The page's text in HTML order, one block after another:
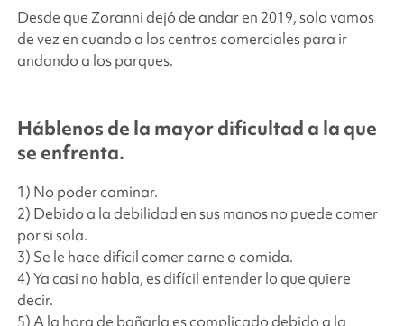
Desde que Zoranni dejó de andar en 2019, solo vamos
de vez en cuando a los centros comerciales para ir
andando a los parques.
Háblenos de la mayor dificultad a la que
se enfrenta.
1) No poder caminar.
2) Debido a la debilidad en sus manos no puede comer
por si sola.
3) Se le hace difícil comer carne o comida.
4) Ya casi no habla, es difícil entender lo que quiere
decir.
5) A la hora de bañarla es complicado debido a la